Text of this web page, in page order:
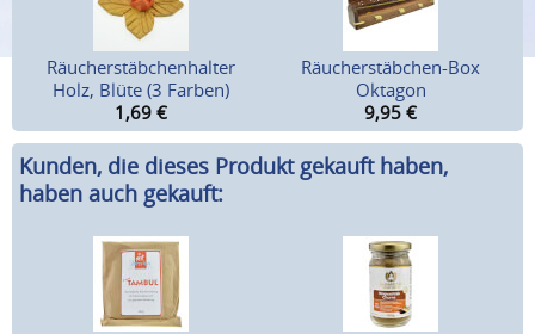
Räucherstäbchenhalter
Holz, Blüte (3 Farben)
1,69 €
Räucherstäbchen-Box
Oktagon
9,95 €
Kunden, die dieses Produkt gekauft haben,
haben auch gekauft: